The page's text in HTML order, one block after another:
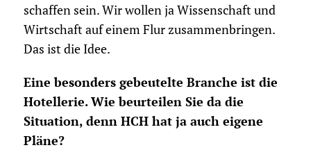
schaffen sein. Wir wollen ja Wissenschaft und
Wirtschaft auf einem Flur zusammenbringen.
Das ist die Idee.
Eine besonders gebeutelte Branche ist die
Hotellerie. Wie beurteilen Sie da die
Situation, denn HCH hat ja auch eigene
Pläne?